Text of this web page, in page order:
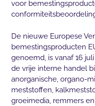
voor
De nieuwe Europese
bemestingsproducten
genoemd, is vanaf 16
de vrije interne handel
anorganische, organo-
meststoffen,
groeimedia, remmers